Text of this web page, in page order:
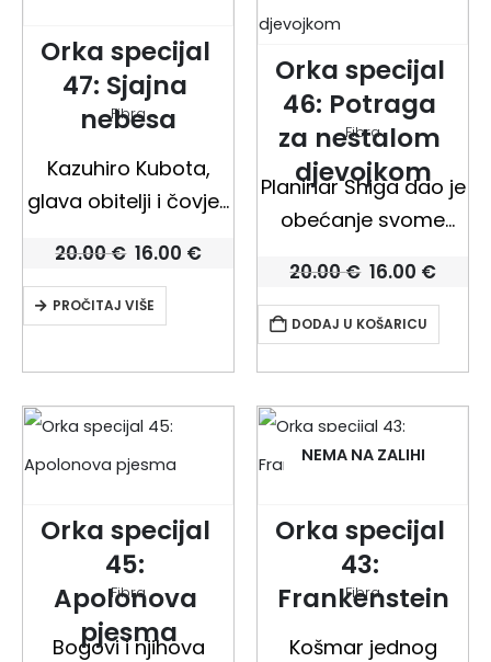
pera i…
grabežljivci možda…
Orka specijal
47: Sjajna
nebesa
Fibra
Kazuhiro Kubota,
glava obitelji i čovjek
jedne se noći
automobilom sudari
s mladim
motociklistom
Jedan pogine na licu
mjesta, drugi čudom
Takuya…
20.00€ Izvorna
bila
je:
20.00 €.
16.00 €Trenutna
16.00 €.
PROČITAJ VIŠE
Orka specijal
46: Potraga
za nestalom
djevojkom
Fibra
Planinar Shiga dao je
obećanje svome
nakon njegove
tragične smrti na
Himalaji – sada ga je,
godina, pozvan
ispuniti. Kada se
učenica Megumi ne
vrati…
20.00€ Izvorna
bila
je:
20.00 €.
16.00 €
je:
DODAJ U KOŠARICU
Orka specijal
45:
Apolonova
pjesma
Fibra
Bogovi i njihova
NEMA NA ZALIHI
Orka specijal
43:
Frankenstein
Fibra
Košmar jednog